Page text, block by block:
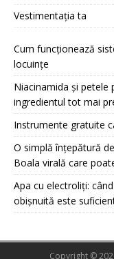
Vestimentația ta
Cum funcționează
locuințe
Niacinamida și petele
ingredientul tot mai
Instrumente gratuite
O simplă înțepătură
Boala virală care
Apa cu electroliți:
obișnuită este
Copyright ©